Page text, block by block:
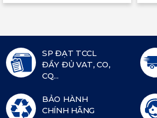
SP ĐẠT TCCL
ĐẦY ĐỦ VAT, CO,
CQ...
BẢO HÀNH
CHÍNH HÃNG